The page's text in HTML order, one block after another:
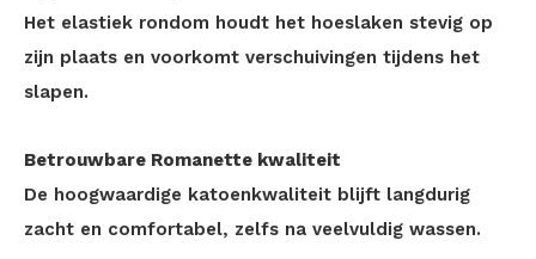
Het elastiek rondom houdt het hoeslaken stevig op
zijn plaats en voorkomt verschuivingen tijdens het
slapen.
Betrouwbare Romanette kwaliteit
De hoogwaardige katoenkwaliteit blijft langdurig
zacht en comfortabel, zelfs na veelvuldig wassen.